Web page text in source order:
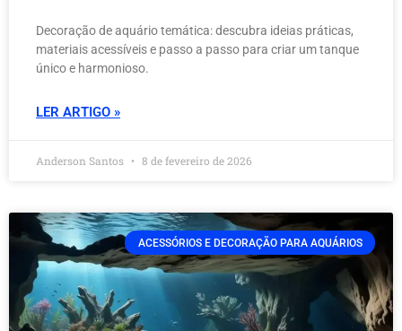
Decoração de aquário temática: descubra ideias práticas,
materiais acessíveis e passo a passo para criar um tanque
único e harmonioso.
LER ARTIGO »
Anderson Santos 8 de fevereiro de 2026
ACESSÓRIOS E DECORAÇÃO PARA AQUÁRIOS